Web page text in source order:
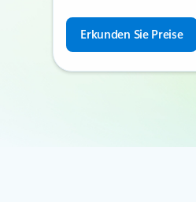
Erkunden Sie Preise